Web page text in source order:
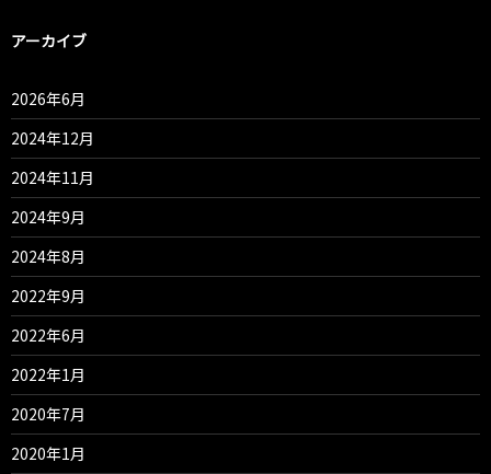
アーカイブ
2026年6月
2024年12月
2024年11月
2024年9月
2024年8月
2022年9月
2022年6月
2022年1月
2020年7月
2020年1月